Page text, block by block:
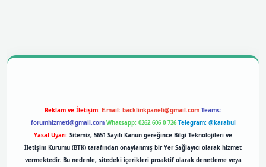
Reklam ve İletişim: E-mail: backlinkpaneli@gmail.com Teams:
forumhizmeti@gmail.com Whatsapp: 0262 606 0 726 Telegram: @karabul
Yasal Uyarı: Sitemiz, 5651 Sayılı Kanun gereğince Bilgi Teknolojileri ve
İletişim Kurumu (BTK) tarafından onaylanmış bir Yer Sağlayıcı olarak hizmet
vermektedir. Bu nedenle, sitedeki içerikleri proaktif olarak denetleme veya